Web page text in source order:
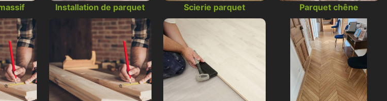
Installation de parquet Scierie parquet Parquet chêne